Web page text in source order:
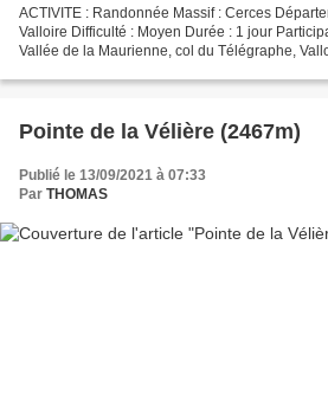
ACTIVITE : Randonnée Massif : Cerces
Valloire Difficulté : Moyen Durée : 1 jour
Vallée de la Maurienne, col du Télégraphe,
Pointe de la Vélière (2467m)
Publié le 13/09/2021 à 07:33
Par THOMAS